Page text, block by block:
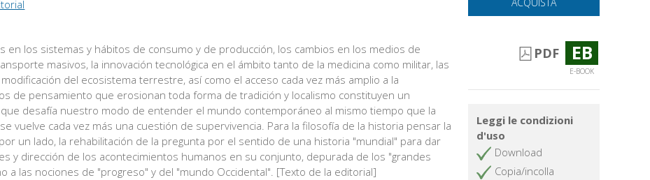
en los sistemas y hábitos de consumo y de producción, los cambios en los medios de
masivos, la innovación tecnológica en el ámbito tanto de la medicina como militar, las
del ecosistema terrestre, así como el acceso cada vez más amplio a la
de pensamiento que erosionan toda forma de tradición y localismo constituyen un
desafía nuestro modo de entender el mundo contemporáneo al mismo tiempo que la
vuelve cada vez más una cuestión de supervivencia. Para la filosofía de la historia pensar la
un lado, la rehabilitación de la pregunta por el sentido de una historia "mundial" para dar
y dirección de los acontecimientos humanos en su conjunto, depurada de los "grandes
a las nociones de "progreso" y del "mundo Occidental". [Texto de la editorial]
ACQUISTA
PDF EB
E-BOOK
Leggi le condizioni
d'uso
Download
Copia/incolla